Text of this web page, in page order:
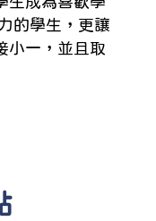
的學生，更讓
小一，並且取